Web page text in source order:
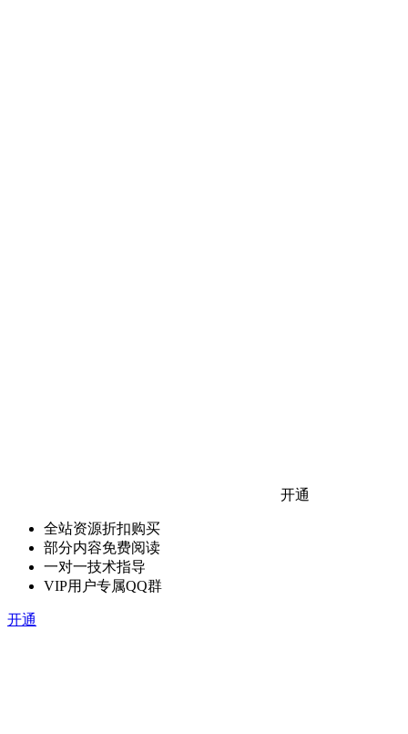
开通
全站资源折扣购买
部分内容免费阅读
一对一技术指导
VIP用户专属QQ群
开通